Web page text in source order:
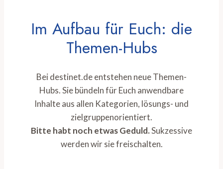
Im Aufbau für Euch: die
Themen-Hubs
Bei destinet.de entstehen neue Themen-
Hubs. Sie bündeln für Euch anwendbare
Inhalte aus allen Kategorien, lösungs- und
zielgruppenorientiert.
Bitte habt noch etwas Geduld.Sukzessive
werden wir sie freischalten.